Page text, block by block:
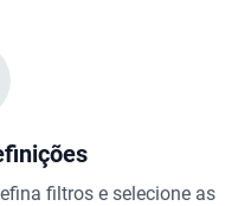
filtros e selecione as